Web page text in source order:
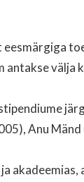
välja
Anu Mänd